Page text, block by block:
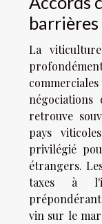
La
négociations
retrouve
pays
privilégié
étrangers.
taxes à
vin sur le